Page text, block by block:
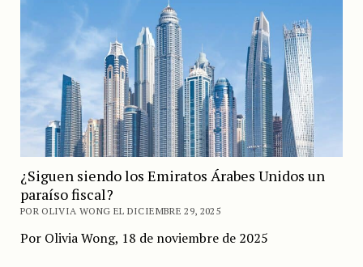
¿Siguen siendo los Emiratos Árabes Unidos un
paraíso fiscal?
POR OLIVIA WONG EL DICIEMBRE 29, 2025
Por Olivia Wong, 18 de noviembre de 2025